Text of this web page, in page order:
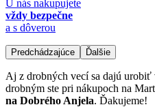
U nás nakupujete
vždy bezpečne
a s dôverou
Predchádzajúce Ďalšie
Aj z drobných vecí sa dajú
drobným ste pri nákupoch na
na Dobrého Anjela. Ďakujeme!